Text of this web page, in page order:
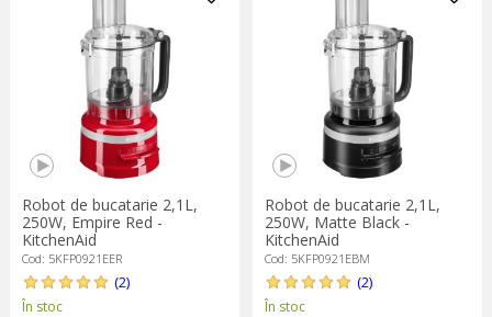
Robot de bucatarie 2,1L,
250W, Empire Red -
KitchenAid
Cod: 5KFP0921EER
(2)
În stoc
Robot de bucatarie 2,1L,
250W, Matte Black -
KitchenAid
Cod: 5KFP0921EBM
(2)
În stoc